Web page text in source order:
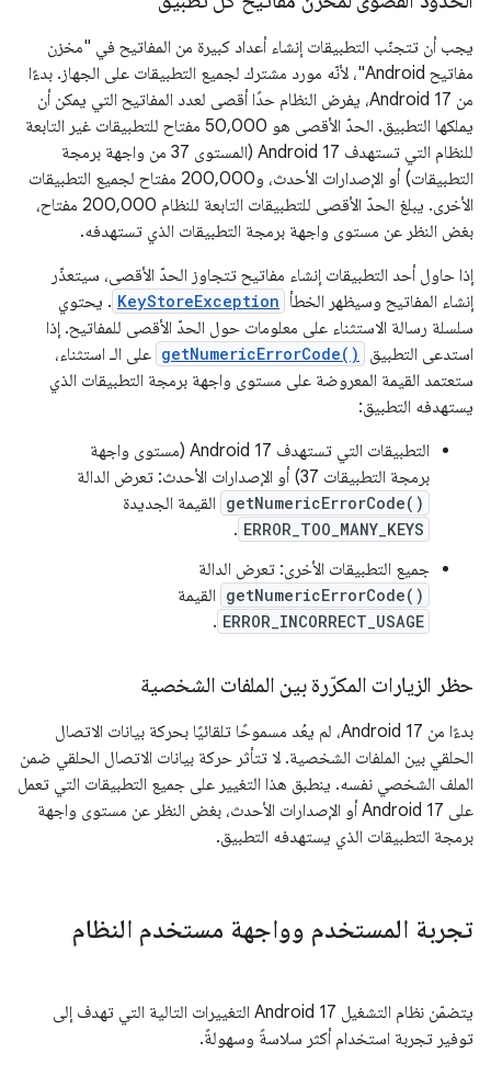
يجب أن تتجنّب التطبيقات إنشاء أعداد كبيرة من المفاتيح في "مخزن
مفاتيح Android"، لأنّه مورد مشترك لجميع التطبيقات على الجهاز. بدءًا
من Android 17، يفرض النظام حدًا أقصى لعدد المفاتيح التي يمكن أن
يملكها التطبيق. الحدّ الأقصى هو 50,000 مفتاح للتطبيقات غير التابعة
للنظام التي تستهدف Android 17 (المستوى 37 من واجهة برمجة
التطبيقات) أو الإصدارات الأحدث، و200,000 مفتاح لجميع التطبيقات
الأخرى. يبلغ الحدّ الأقصى للتطبيقات التابعة للنظام 200,000 مفتاح،
بغض النظر عن مستوى واجهة برمجة التطبيقات الذي تستهدفه.
إذا حاول أحد التطبيقات إنشاء مفاتيح تتجاوز الحدّ الأقصى، سيتعذّر
إنشاء المفاتيح وسيظهر الخطأ KeyStoreException . يحتوي
سلسلة رسالة الاستثناء على معلومات حول الحدّ الأقصى للمفاتيح. إذا
استدعى التطبيق
getNumericErrorCode() على الـ استثناء،
ستعتمد القيمة المعروضة على مستوى واجهة برمجة التطبيقات الذي
يستهدفه التطبيق:
التطبيقات التي تستهدف Android 17 (مستوى واجهة
برمجة التطبيقات 37) أو الإصدارات الأحدث: تعرض الدالة
getNumericErrorCode() القيمة الجديدة
ERROR_TOO_MANY_KEYS
.
جميع التطبيقات الأخرى: تعرض الدالة
getNumericErrorCode() القيمة
ERROR_INCORRECT_USAGE
.
حظر الزيارات المكرّرة بين الملفات الشخصية
بدءًا من Android 17، لم يعُد مسموحًا تلقائيًا بحركة بيانات الاتصال
الحلقي بين الملفات الشخصية. لا تتأثر حركة بيانات الاتصال الحلقي ضمن
الملف الشخصي نفسه. ينطبق هذا التغيير على جميع التطبيقات التي تعمل
على Android 17 أو الإصدارات الأحدث، بغض النظر عن مستوى واجهة
برمجة التطبيقات الذي يستهدفه التطبيق.
تجربة المستخدم وواجهة مستخدم النظام
يتضمّن نظام التشغيل Android 17 التغييرات التالية التي تهدف إلى
توفير تجربة استخدام أكثر سلاسةً وسهولةً.